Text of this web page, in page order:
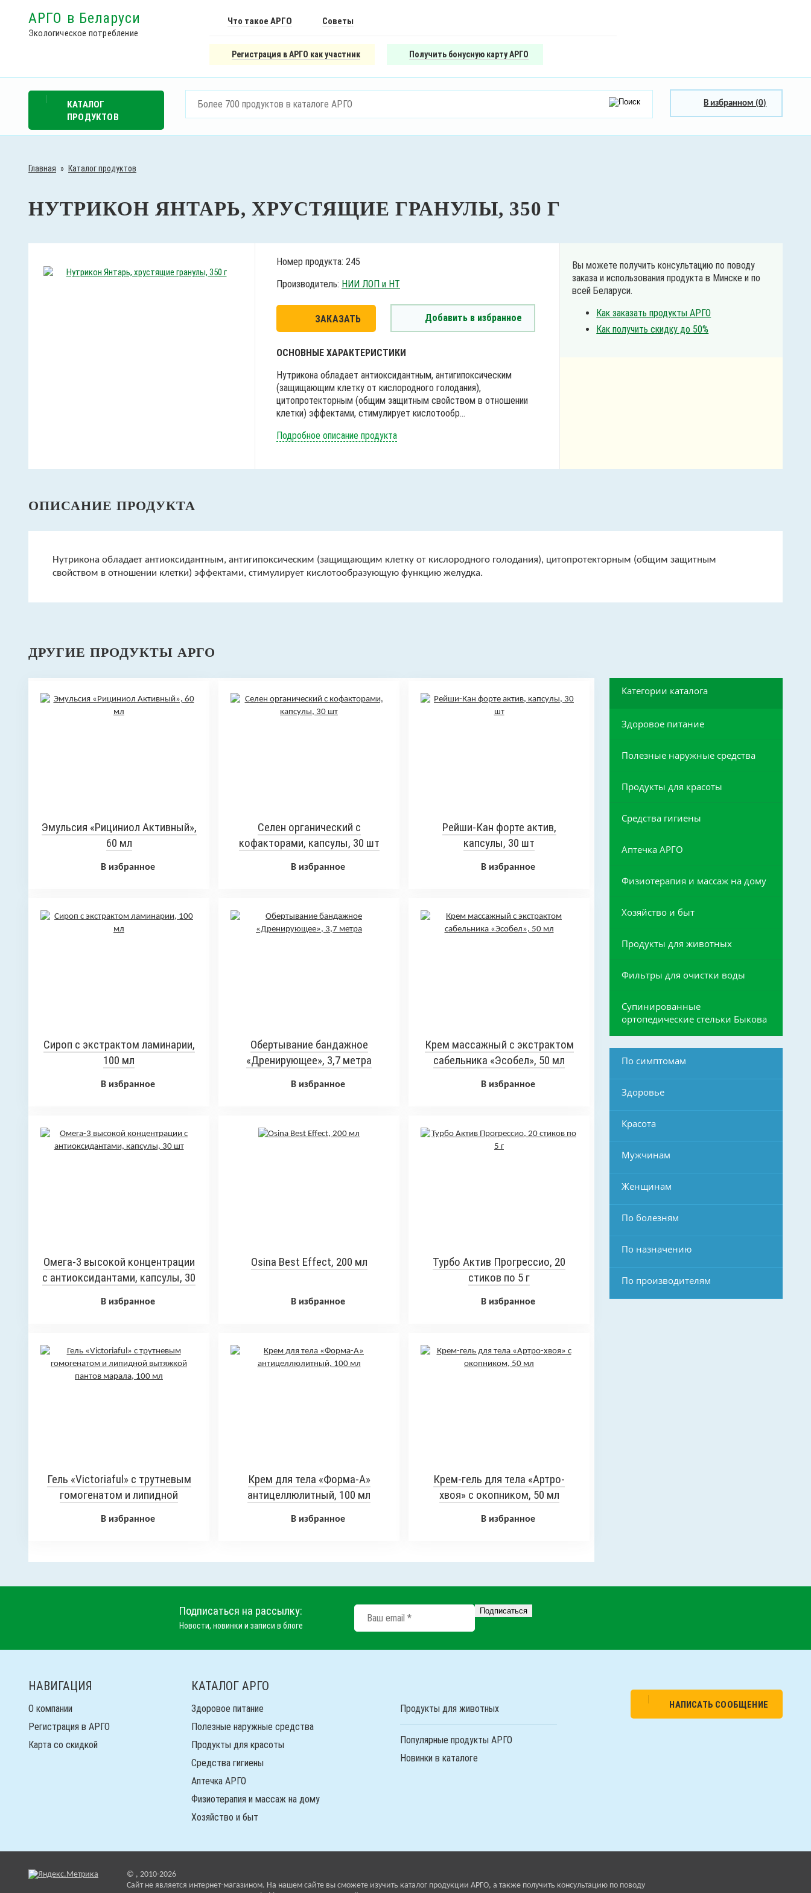
АРГО в Беларуси
Экологическое потребление
Что такое АРГО Советы
Регистрация в АРГО как участник Получить бонусную карту АРГО
КАТАЛОГ
ПРОДУКТОВ
В избранном (0)
Главная » Каталог продуктов
НУТРИКОН ЯНТАРЬ, ХРУСТЯЩИЕ ГРАНУЛЫ, 350 Г
Номер продукта: 245
Производитель: НИИ ЛОП и НТ
ЗАКАЗАТЬ Добавить в избранное
ОСНОВНЫЕ ХАРАКТЕРИСТИКИ
Нутрикона обладает антиоксидантным, антигипоксическим
(защищающим клетку от кислородного голодания),
цитопротекторным (общим защитным свойством в отношении
клетки) эффектами, стимулирует кислотообр...
Подробное описание продукта
Вы можете получить консультацию по поводу
заказа и использования продукта в Минске и по
всей Беларуси.
Как заказать продукты АРГО
Как получить скидку до 50%
ОПИСАНИЕ ПРОДУКТА
Нутрикона обладает антиоксидантным, антигипоксическим (защищающим клетку от кислородного голодания), цитопротекторным (общим защитным
свойством в отношении клетки) эффектами, стимулирует кислотообразующую функцию желудка.
ДРУГИЕ ПРОДУКТЫ АРГО
Эмульсия «Рициниол Активный»,
60 мл
В избранное
Селен органический с
кофакторами, капсулы, 30 шт
В избранное
Рейши-Кан форте актив,
капсулы, 30 шт
В избранное
Сироп с экстрактом ламинарии,
100 мл
В избранное
Обертывание бандажное
«Дренирующее», 3,7 метра
В избранное
Крем массажный с экстрактом
сабельника «Эсобел», 50 мл
В избранное
Омега-3 высокой концентрации
с антиоксидантами, капсулы, 30
В избранное
Osina Best Effect, 200 мл
В избранное
Турбо Актив Прогрессио, 20
стиков по 5 г
В избранное
Гель «Victoriaful» с трутневым
гомогенатом и липидной
В избранное
Крем для тела «Форма-А»
антицеллюлитный, 100 мл
В избранное
Крем-гель для тела «Артро-
хвоя» с окопником, 50 мл
В избранное
Категории каталога
Здоровое питание
Полезные наружные средства
Продукты для красоты
Средства гигиены
Аптечка АРГО
Физиотерапия и массаж на дому
Хозяйство и быт
Продукты для животных
Фильтры для очистки воды
Супинированные
ортопедические стельки Быкова
По симптомам
Здоровье
Красота
Мужчинам
Женщинам
По болезням
По назначению
По производителям
Подписаться на рассылку:
Новости, новинки и записи в блоге
НАВИГАЦИЯ
О компании
Регистрация в АРГО
Карта со скидкой
КАТАЛОГ АРГО
Здоровое питание
Полезные наружные средства
Продукты для красоты
Средства гигиены
Аптечка АРГО
Физиотерапия и массаж на дому
Хозяйство и быт
Продукты для животных
Популярные продукты АРГО
Новинки в каталоге
НАПИСАТЬ СООБЩЕНИЕ
© , 2010-2026
Cайт не является интернет-магазином. На нашем сайте вы сможете изучить каталог продукции АРГО, а также получить консультацию по поводу